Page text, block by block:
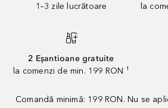
1–3 zile lucrătoare
la
2 Eșantioane gratuite
la comenzi de min. 199 RON ¹
Comandă minimă: 199 RON. Nu se